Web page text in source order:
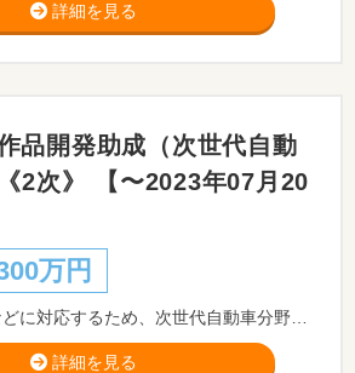
詳細を見る
品開発助成（次世代自動
2次》 【〜2023年07月20
万円
詳細を見る